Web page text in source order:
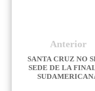
Anterior
SANTA CRUZ NO
SEDE DE LA